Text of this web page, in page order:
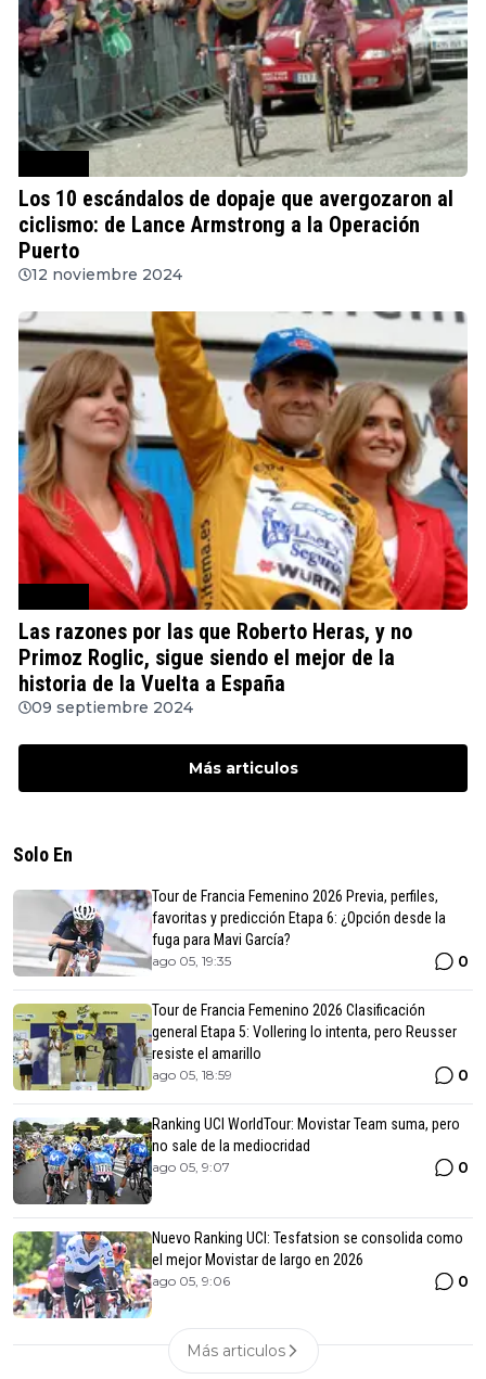
Los 10 escándalos de dopaje que avergozaron al
ciclismo: de Lance Armstrong a la Operación
Puerto
12 noviembre 2024
Las razones por las que Roberto Heras, y no
Primoz Roglic, sigue siendo el mejor de la
historia de la Vuelta a España
09 septiembre 2024
Más articulos
Solo En
Tour de Francia Femenino 2026 Previa, perfiles,
favoritas y predicción Etapa 6: ¿Opción desde la
fuga para Mavi García?
ago 05, 19:35 0
Tour de Francia Femenino 2026 Clasificación
general Etapa 5: Vollering lo intenta, pero Reusser
resiste el amarillo
ago 05, 18:59 0
Ranking UCI WorldTour: Movistar Team suma, pero
no sale de la mediocridad
ago 05, 9:07 0
Nuevo Ranking UCI: Tesfatsion se consolida como
el mejor Movistar de largo en 2026
ago 05, 9:06 0
Más articulos